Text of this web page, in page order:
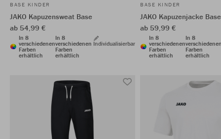
BASE KINDER
JAKO Kapuzensweat Base
ab 54,99 €
In 8
verschiedenen
Farben
erhältlich
In 8
verschiedenen
Farben
erhältlich
Individualisierbar
BASE KINDER
JAKO Kapuzenjacke Base
ab 59,99 €
In 8
verschiedenen
Farben
erhältlich
In 8
Farben
erhältlich